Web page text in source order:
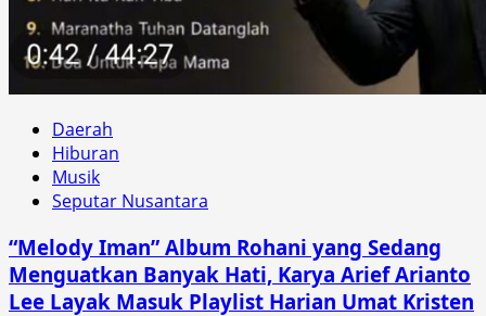
Daerah
Hiburan
Musik
Seputar Nusantara
“Melody Iman” Album Rohani yang Sedang
Menguatkan Banyak Hati, Karya Arief Arianto
Lee Layak Masuk Playlist Harian Umat Kristen